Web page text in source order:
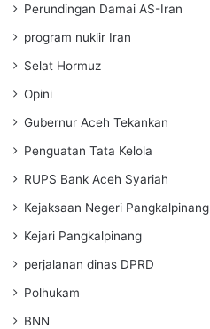
Perundingan Damai AS-Iran
program nuklir Iran
Selat Hormuz
Opini
Gubernur Aceh Tekankan
Penguatan Tata Kelola
RUPS Bank Aceh Syariah
Kejaksaan Negeri Pangkalpinang
Kejari Pangkalpinang
perjalanan dinas DPRD
Polhukam
BNN